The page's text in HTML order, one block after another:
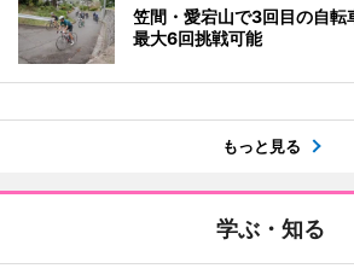
笠間・愛宕山で3回目の自
最大6回挑戦可能
もっと見る
学ぶ・知る